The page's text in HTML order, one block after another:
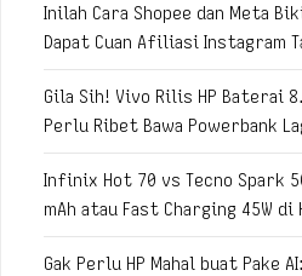
Inilah Cara Shopee dan Meta
Dapat Cuan Afiliasi Instagram
Gila Sih! Vivo Rilis HP Baterai
Perlu Ribet Bawa Powerbank
Infinix Hot 70 vs Tecno Spark
mAh atau Fast Charging 45W di
Gak Perlu HP Mahal buat Pake